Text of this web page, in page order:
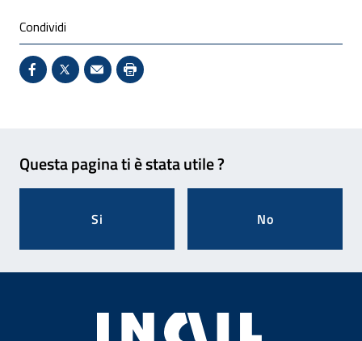
Condividi
Condividi su Facebook - Sito esterno - Apertura in
X - Sito esterno - Apertura in nuova finestra
Invio Mail: apre il programma di posta
Stampa pagina: scelta meno
Questa pagina ti è stata utile ?
Si No